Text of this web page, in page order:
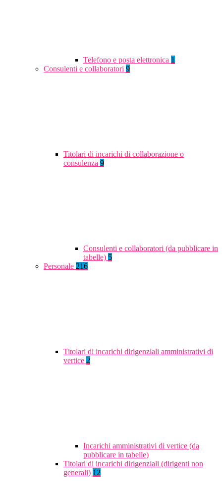
Telefono e posta elettronica 1
Consulenti e collaboratori 9
Titolari di incarichi di collaborazione o
consulenza 9
Consulenti e collaboratori (da pubblicare in
tabelle) 5
Personale 216
Titolari di incarichi dirigenziali amministrativi di
vertice 2
Incarichi amministrativi di vertice (da
pubblicare in tabelle)
Titolari di incarichi dirigenziali (dirigenti non
generali) 12